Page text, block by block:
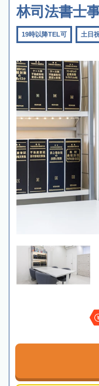
林司法書士
19時以降TEL可 土日